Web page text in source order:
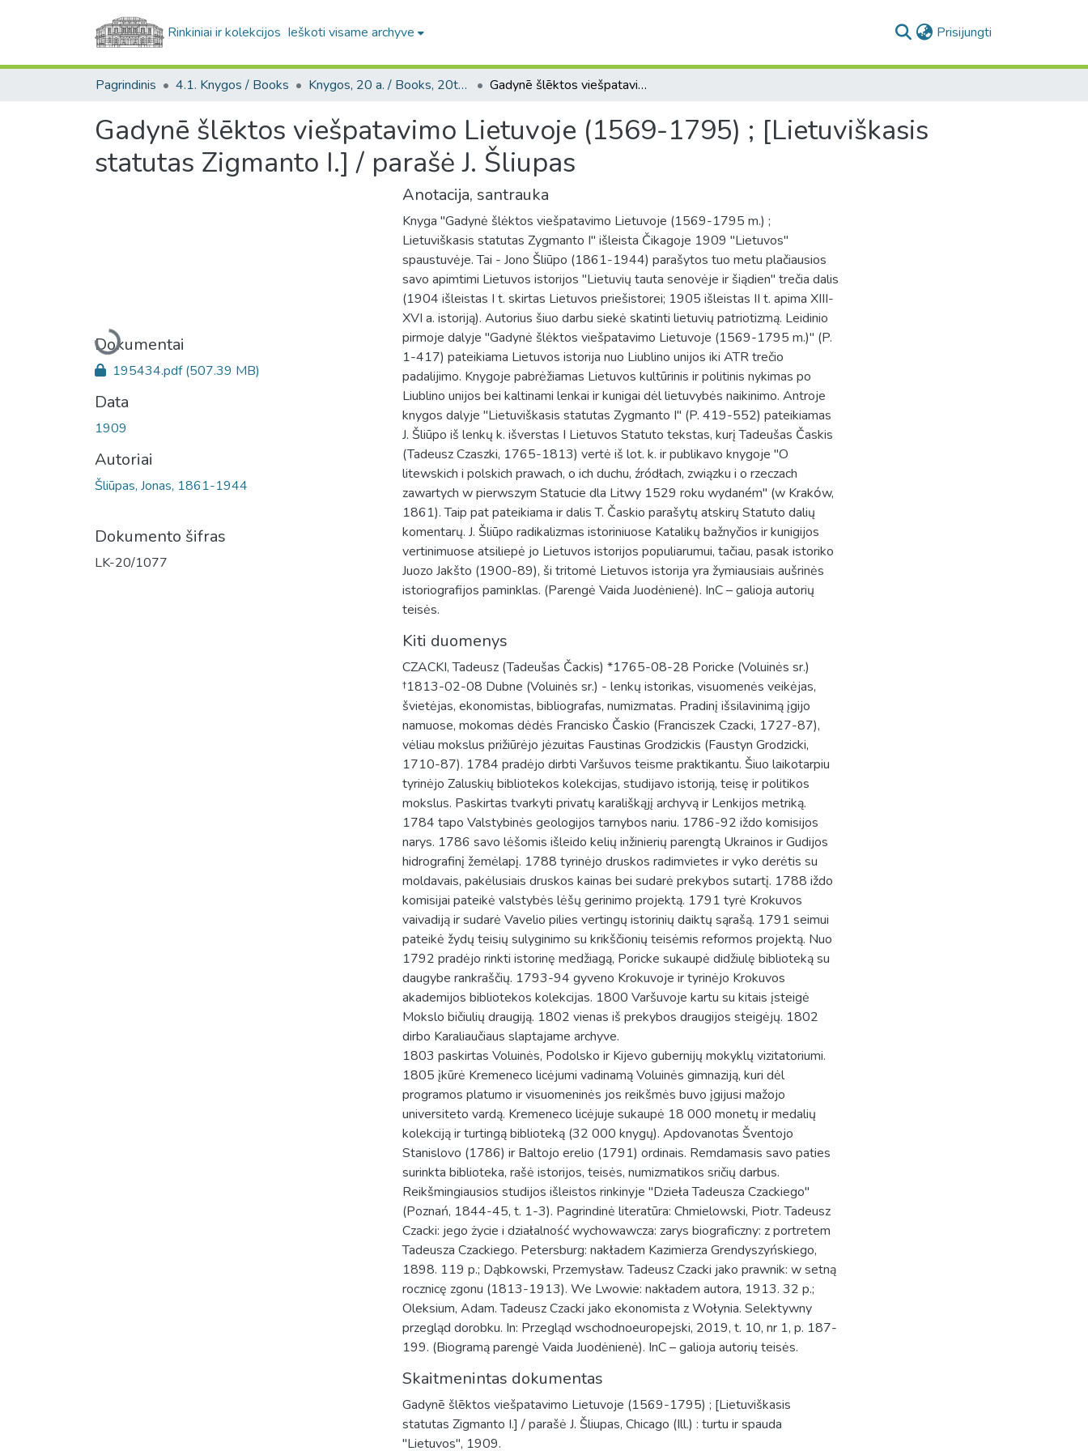
Rinkiniai ir kolekcijos Ieškoti visame archyve Prisijungti
Pagrindinis 4.1. Knygos / Books Knygos, 20 a. / Books, 20th century Gadynē šlēktos viešpatavimo Lietuvoje (1569-1795) ; [Lietuviškasis statutas Zigmanto I.] / parašė J. Šliupas
Gadynē šlēktos viešpatavimo Lietuvoje (1569-1795) ; [Lietuviškasis
statutas Zigmanto I.] / parašė J. Šliupas
Įkeliama...
Dokumentai
195434.pdf(507.39 MB)
Data
1909
Autoriai
Šliūpas, Jonas, 1861-1944
Dokumento šifras
LK-20/1077
Anotacija, santrauka
Knyga "Gadynė šlėktos viešpatavimo Lietuvoje (1569-1795 m.) ;
Lietuviškasis statutas Zygmanto I" išleista Čikagoje 1909 "Lietuvos"
spaustuvėje. Tai - Jono Šliūpo (1861-1944) parašytos tuo metu plačiausios
savo apimtimi Lietuvos istorijos "Lietuvių tauta senovėje ir šiądien" trečia dalis
(1904 išleistas I t. skirtas Lietuvos priešistorei; 1905 išleistas II t. apima XIII-
XVI a. istoriją). Autorius šiuo darbu siekė skatinti lietuvių patriotizmą. Leidinio
pirmoje dalyje "Gadynė šlėktos viešpatavimo Lietuvoje (1569-1795 m.)" (P.
1-417) pateikiama Lietuvos istorija nuo Liublino unijos iki ATR trečio
padalijimo. Knygoje pabrėžiamas Lietuvos kultūrinis ir politinis nykimas po
Liublino unijos bei kaltinami lenkai ir kunigai dėl lietuvybės naikinimo. Antroje
knygos dalyje "Lietuviškasis statutas Zygmanto I" (P. 419-552) pateikiamas
J. Šliūpo iš lenkų k. išverstas I Lietuvos Statuto tekstas, kurį Tadeušas Časkis
(Tadeusz Czaszki, 1765-1813) vertė iš lot. k. ir publikavo knygoje "O
litewskich i polskich prawach, o ich duchu, źródłach, związku i o rzeczach
zawartych w pierwszym Statucie dla Litwy 1529 roku wydaném" (w Krakόw,
1861). Taip pat pateikiama ir dalis T. Časkio parašytų atskirų Statuto dalių
komentarų. J. Šliūpo radikalizmas istoriniuose Katalikų bažnyčios ir kunigijos
vertinimuose atsiliepė jo Lietuvos istorijos populiarumui, tačiau, pasak istoriko
Juozo Jakšto (1900-89), ši tritomė Lietuvos istorija yra žymiausiais aušrinės
istoriografijos paminklas. (Parengė Vaida Juodėnienė). InC – galioja autorių
teisės.
Kiti duomenys
CZACKI, Tadeusz (Tadeušas Čackis) *1765-08-28 Poricke (Voluinės sr.)
†1813-02-08 Dubne (Voluinės sr.) - lenkų istorikas, visuomenės veikėjas,
švietėjas, ekonomistas, bibliografas, numizmatas. Pradinį išsilavinimą įgijo
namuose, mokomas dėdės Francisko Časkio (Franciszek Czacki, 1727-87),
vėliau mokslus prižiūrėjo jėzuitas Faustinas Grodzickis (Faustyn Grodzicki,
1710-87). 1784 pradėjo dirbti Varšuvos teisme praktikantu. Šiuo laikotarpiu
tyrinėjo Zaluskių bibliotekos kolekcijas, studijavo istoriją, teisę ir politikos
mokslus. Paskirtas tvarkyti privatų karališkąjį archyvą ir Lenkijos metriką.
1784 tapo Valstybinės geologijos tarnybos nariu. 1786-92 iždo komisijos
narys. 1786 savo lėšomis išleido kelių inžinierių parengtą Ukrainos ir Gudijos
hidrografinį žemėlapį. 1788 tyrinėjo druskos radimvietes ir vyko derėtis su
moldavais, pakėlusiais druskos kainas bei sudarė prekybos sutartį. 1788 iždo
komisijai pateikė valstybės lėšų gerinimo projektą. 1791 tyrė Krokuvos
vaivadiją ir sudarė Vavelio pilies vertingų istorinių daiktų sąrašą. 1791 seimui
pateikė žydų teisių sulyginimo su krikščionių teisėmis reformos projektą. Nuo
1792 pradėjo rinkti istorinę medžiagą, Poricke sukaupė didžiulę biblioteką su
daugybe rankraščių. 1793-94 gyveno Krokuvoje ir tyrinėjo Krokuvos
akademijos bibliotekos kolekcijas. 1800 Varšuvoje kartu su kitais įsteigė
Mokslo bičiulių draugiją. 1802 vienas iš prekybos draugijos steigėjų. 1802
dirbo Karaliaučiaus slaptajame archyve.
1803 paskirtas Voluinės, Podolsko ir Kijevo gubernijų mokyklų vizitatoriumi.
1805 įkūrė Kremeneco licėjumi vadinamą Voluinės gimnaziją, kuri dėl
programos platumo ir visuomeninės jos reikšmės buvo įgijusi mažojo
universiteto vardą. Kremeneco licėjuje sukaupė 18 000 monetų ir medalių
kolekciją ir turtingą biblioteką (32 000 knygų). Apdovanotas Šventojo
Stanislovo (1786) ir Baltojo erelio (1791) ordinais. Remdamasis savo paties
surinkta biblioteka, rašė istorijos, teisės, numizmatikos sričių darbus.
Reikšmingiausios studijos išleistos rinkinyje "Dzieła Tadeusza Czackiego"
(Poznań, 1844-45, t. 1-3). Pagrindinė literatūra: Chmielowski, Piotr. Tadeusz
Czacki: jego życie i działalność wychowawcza: zarys biograficzny: z portretem
Tadeusza Czackiego. Petersburg: nakładem Kazimierza Grendyszyńskiego,
1898. 119 p.; Dąbkowski, Przemysław. Tadeusz Czacki jako prawnik: w setną
rocznicę zgonu (1813-1913). We Lwowie: nakładem autora, 1913. 32 p.;
Oleksium, Adam. Tadeusz Czacki jako ekonomista z Wołynia. Selektywny
przegląd dorobku. In: Przegląd wschodnoeuropejski, 2019, t. 10, nr 1, p. 187-
199. (Biogramą parengė Vaida Juodėnienė). InC – galioja autorių teisės.
Skaitmenintas dokumentas
Gadynē šlēktos viešpatavimo Lietuvoje (1569-1795) ; [Lietuviškasis
statutas Zigmanto I.] / parašė J. Šliupas, Chicago (Ill.) : turtu ir spauda
"Lietuvos", 1909.